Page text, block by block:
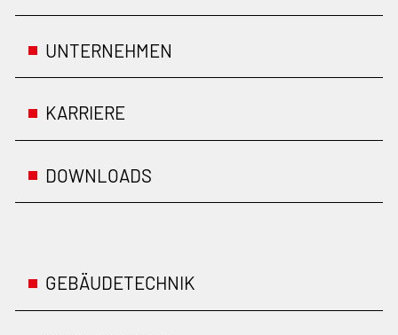
UNTERNEHMEN
KARRIERE
DOWNLOADS
GEBÄUDETECHNIK